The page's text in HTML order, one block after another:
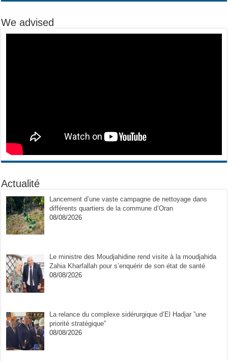
We advised
Actualité
Lancement d’une vaste campagne de nettoyage dans
différents quartiers de la commune d’Oran
08/08/2026
Le ministre des Moudjahidine rend visite à la moudjahida
Zahia Kharfallah pour s’enquérir de son état de santé
08/08/2026
La relance du complexe sidérurgique d’El Hadjar ”une
priorité stratégique”
08/08/2026